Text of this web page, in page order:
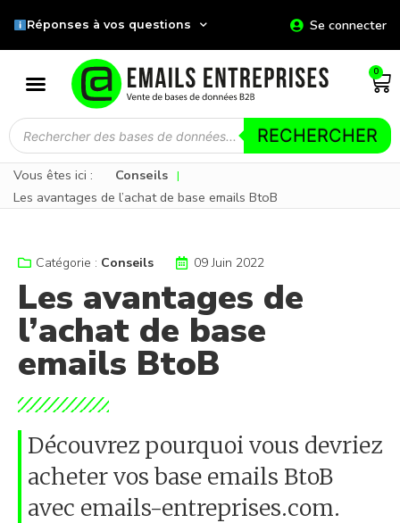
Réponses à vos questions Se connecter
0
RECHERCHER
Vous êtes ici : Conseils |
Les avantages de l’achat de base emails BtoB
Catégorie : Conseils 09 Juin 2022
Les avantages de
l’achat de base
emails BtoB
Découvrez pourquoi vous devriez
acheter vos base emails BtoB
avec emails-entreprises.com.